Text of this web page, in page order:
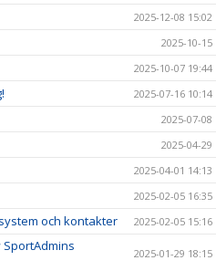
2025-12-08 15:02
2025-10-15
2025-10-07 19:44
2025-07-16 10:14
2025-07-08
2025-04-29
2025-04-01 14:13
2025-02-05 16:35
och kontakter 2025-02-05 15:16
2025-01-29 18:15